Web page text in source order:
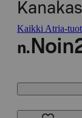
Kaikki Atria-
n. Noin